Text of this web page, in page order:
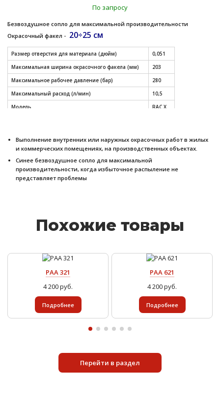
По запросу
Безвоздушное сопло для максимальной производительности
Окрасочный факел - 20÷25 см
Размер отверстия для материала (дюйм)
0,051
Максимальная ширина окрасочного факела (мм)
203
Максимальное рабочее давление (бар)
280
Максимальный расход (л/мин)
10,5
Модель
RAC X
Выполнение внутренних или наружных окрасочных работ в жилых
и коммерческих помещениях, на производственных объектах.
Синее безвоздушное сопло для максимальной
производительности, когда избыточное распыление не
представляет проблемы
Похожие товары
PAA 321
4 200 руб.
Подробнее
PAA 621
4 200 руб.
Подробнее
Перейти в раздел